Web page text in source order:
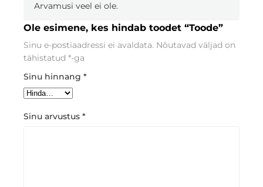
Arvamusi veel ei ole.
Ole esimene, kes hindab toodet “Toode”
Sinu e-postiaadressi ei avaldata. Nõutavad väljad on
tähistatud *-ga
Sinu hinnang *
Sinu arvustus *